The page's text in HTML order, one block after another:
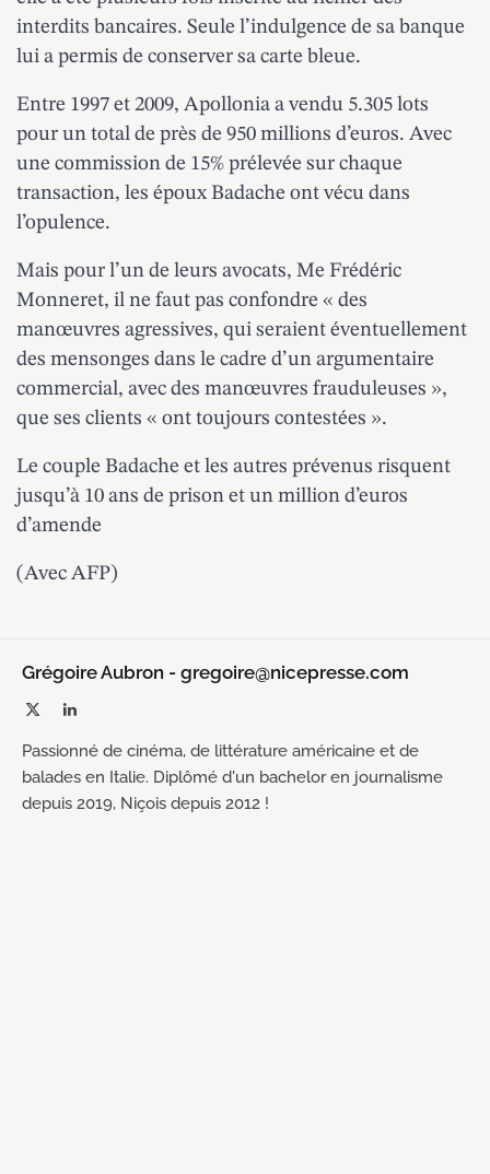
interdits bancaires. Seule l’indulgence de sa banque
lui a permis de conserver sa carte bleue.
Entre 1997 et 2009, Apollonia a vendu 5.305 lots
pour un total de près de 950 millions d’euros. Avec
une commission de 15% prélevée sur chaque
transaction, les époux Badache ont vécu dans
l’opulence.
Mais pour l’un de leurs avocats, Me Frédéric
Monneret, il ne faut pas confondre « des
manœuvres agressives, qui seraient éventuellement
des mensonges dans le cadre d’un argumentaire
commercial, avec des manœuvres frauduleuses »,
que ses clients « ont toujours contestées ».
Le couple Badache et les autres prévenus risquent
jusqu’à 10 ans de prison et un million d’euros
d’amende
(Avec AFP)
Grégoire Aubron - gregoire@nicepresse.com
LinkedIn
Passionné de cinéma, de littérature américaine et de
balades en Italie. Diplômé d'un bachelor en journalisme
depuis 2019, Niçois depuis 2012 !